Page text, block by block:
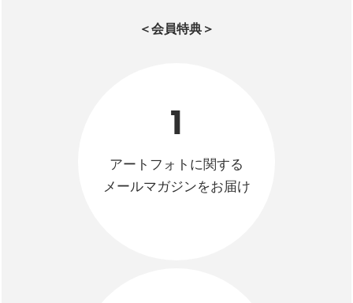
＜会員特典＞
1
アートフォトに関する
メールマガジンをお届け